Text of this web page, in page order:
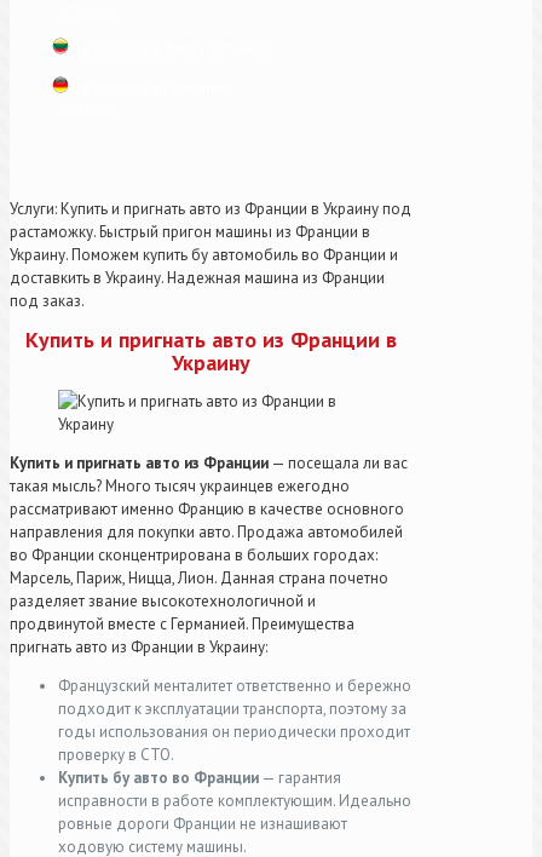
До выезда в Литву осталось
До выезда в Германию
Услуги: Купить и пригнать авто из Франции в Украину под
растаможку. Быстрый пригон машины из Франции в
Украину. Поможем купить бу автомобиль во Франции и
доставкить в Украину. Надежная машина из Франции
под заказ.
Купить и пригнать авто из Франции в
Украину
Купить и пригнать авто из Франции — посещала ли вас
такая мысль? Много тысяч украинцев ежегодно
рассматривают именно Францию в качестве основного
направления для покупки авто. Продажа автомобилей
во Франции сконцентрирована в больших городах:
Марсель, Париж, Ницца, Лион. Данная страна почетно
разделяет звание высокотехнологичной и
продвинутой вместе с Германией. Преимущества
пригнать авто из Франции в Украину:
Французский менталитет ответственно и бережно
подходит к эксплуатации транспорта, поэтому за
годы использования он периодически проходит
проверку в СТО.
Купить бу авто во Франции — гарантия
исправности в работе комплектующим. Идеально
ровные дороги Франции не изнашивают
ходовую систему машины.